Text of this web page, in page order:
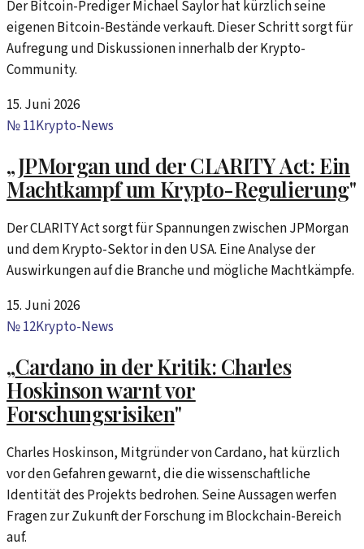
Der Bitcoin-Prediger Michael Saylor hat kürzlich seine
eigenen Bitcoin-Bestände verkauft. Dieser Schritt sorgt für
Aufregung und Diskussionen innerhalb der Krypto-
Community.
15. Juni 2026
№11Krypto-News
„JPMorgan und der CLARITY Act: Ein
Machtkampf um Krypto-Regulierung"
Der CLARITY Act sorgt für Spannungen zwischen JPMorgan
und dem Krypto-Sektor in den USA. Eine Analyse der
Auswirkungen auf die Branche und mögliche Machtkämpfe.
15. Juni 2026
№12Krypto-News
„Cardano in der Kritik: Charles
Hoskinson warnt vor
Forschungsrisiken"
Charles Hoskinson, Mitgründer von Cardano, hat kürzlich
vor den Gefahren gewarnt, die die wissenschaftliche
Identität des Projekts bedrohen. Seine Aussagen werfen
Fragen zur Zukunft der Forschung im Blockchain-Bereich
auf.